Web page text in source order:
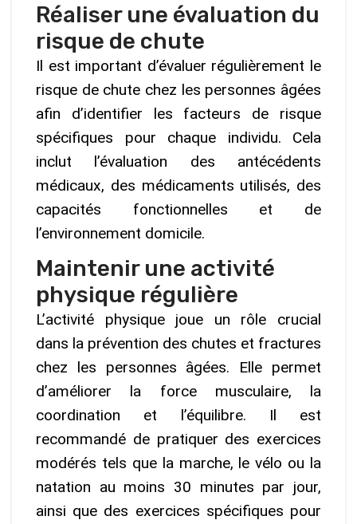
Réaliser une évaluation du
risque de chute
Il est important d’évaluer régulièrement le
risque de chute chez les personnes âgées
afin d’identifier les facteurs de risque
spécifiques pour chaque individu. Cela
inclut l’évaluation des antécédents
médicaux, des médicaments utilisés, des
capacités fonctionnelles et de
l’environnement domicile.
Maintenir une activité
physique régulière
L’activité physique joue un rôle crucial
dans la prévention des chutes et fractures
chez les personnes âgées. Elle permet
d’améliorer la force musculaire, la
coordination et l’équilibre. Il est
recommandé de pratiquer des exercices
modérés tels que la marche, le vélo ou la
natation au moins 30 minutes par jour,
ainsi que des exercices spécifiques pour